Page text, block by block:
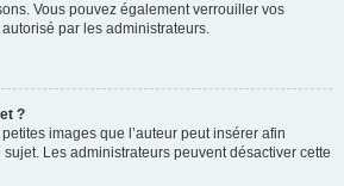
Vous pouvez également verrouiller vos
par les administrateurs.
?
images que l’auteur peut insérer afin
Les administrateurs peuvent désactiver cette